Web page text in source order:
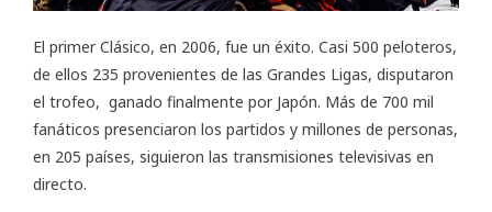
El primer Clásico, en 2006, fue un éxito. Casi 500 peloteros,
de ellos 235 provenientes de las Grandes Ligas, disputaron
el trofeo, ganado finalmente por Japón. Más de 700 mil
fanáticos presenciaron los partidos y millones de personas,
en 205 países, siguieron las transmisiones televisivas en
directo.